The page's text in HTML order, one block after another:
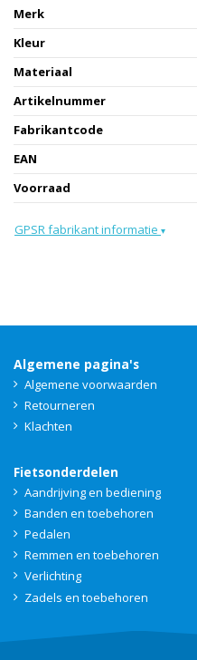
Merk
Kleur
Materiaal
Artikelnummer
Fabrikantcode
EAN
Voorraad
GPSR fabrikant informatie ▾
Algemene pagina's
Algemene voorwaarden
Retourneren
Klachten
Fietsonderdelen
Aandrijving en bediening
Banden en toebehoren
Pedalen
Remmen en toebehoren
Verlichting
Zadels en toebehoren